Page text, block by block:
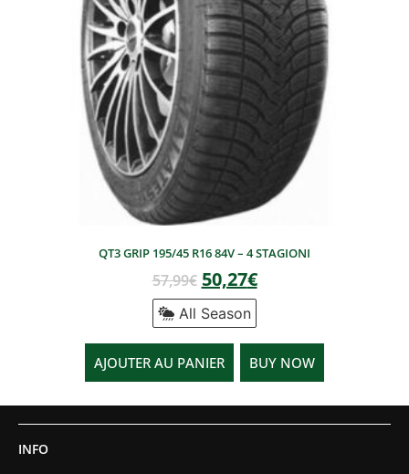
QT3 GRIP 195/45 R16 84V – 4 STAGIONI
57,99€ 50,27€
All Season
AJOUTER AU PANIER BUY NOW
INFO